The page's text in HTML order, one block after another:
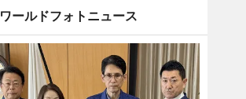
ワールドフォトニュース